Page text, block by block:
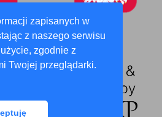
zapisanych w
z naszego serwisu
zgodnie z
Twojej przeglądarki.